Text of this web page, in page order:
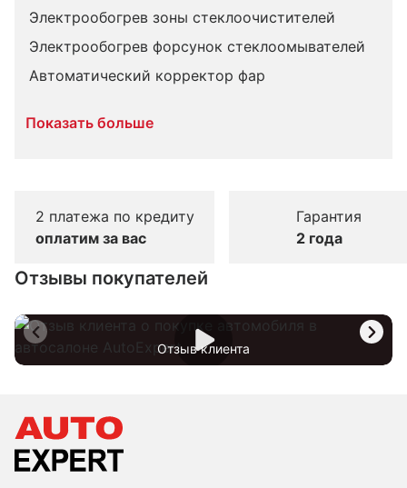
Электрообогрев зоны стеклоочистителей
Электрообогрев форсунок стеклоомывателей
Автоматический корректор фар
Показать больше
2 платежа по кредиту
оплатим за вас
Гарантия
2 года
Отзывы покупателей
Отзыв клиента